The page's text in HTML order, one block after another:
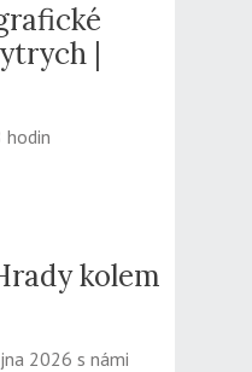
|
hodin
kolem
2026 s námi